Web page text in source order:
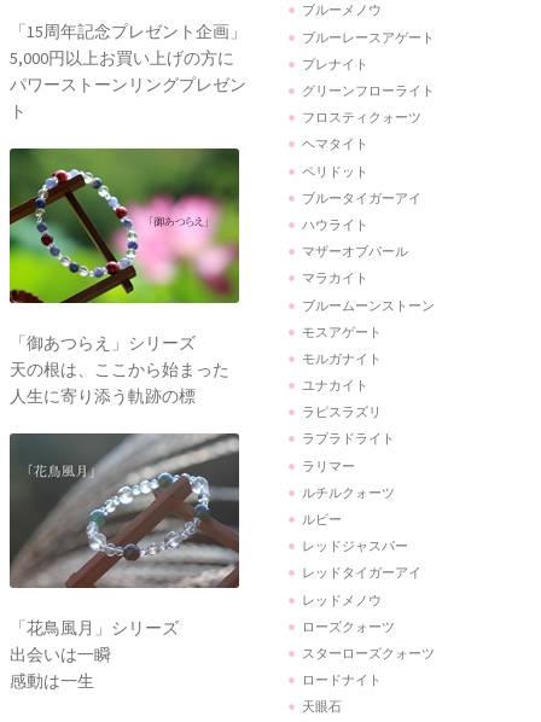
「15周年記念プレゼント企画」
5,000円以上お買い上げの方に
パワーストーンリングプレゼン
ト
「御あつらえ」シリーズ
天の根は、ここから始まった
人生に寄り添う軌跡の標
「花鳥風月」シリーズ
出会いは一瞬
感動は一生
ブルーメノウ
ブルーレースアゲート
プレナイト
グリーンフローライト
フロスティクォーツ
ヘマタイト
ペリドット
ブルータイガーアイ
ハウライト
マザーオブパール
マラカイト
ブルームーンストーン
モスアゲート
モルガナイト
ユナカイト
ラピスラズリ
ラブラドライト
ラリマー
ルチルクォーツ
ルビー
レッドジャスパー
レッドタイガーアイ
レッドメノウ
ローズクォーツ
スターローズクォーツ
ロードナイト
天眼石